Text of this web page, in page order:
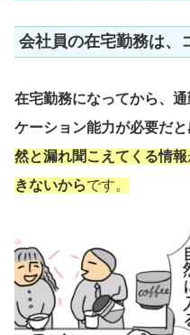
会社員の在宅勤務は、
在宅勤務になってから、
ケーション能力が必要だと
然と漏れ聞こえてくる情報
きないからです。